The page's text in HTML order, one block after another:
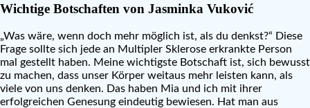
Wichtige Botschaften von Jasminka Vuković
„Was wäre, wenn doch mehr möglich ist, als du denkst?“ Diese
Frage sollte sich jede an Multipler Sklerose erkrankte Person
mal gestellt haben. Meine wichtigste Botschaft ist, sich bewusst
zu machen, dass unser Körper weitaus mehr leisten kann, als
viele von uns denken. Das haben Mia und ich mit ihrer
erfolgreichen Genesung eindeutig bewiesen. Hat man aus